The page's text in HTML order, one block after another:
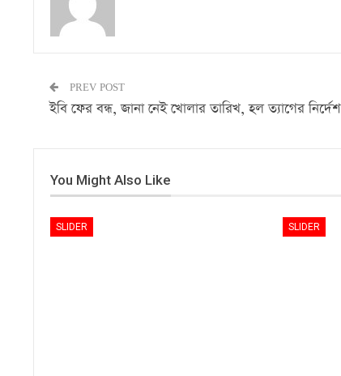
PREV POST
ইবি ফের বন্ধ, জানা নেই খোলার তারিখ, হল ত্যাগের নির্দেশ
You Might Also Like
SLIDER SLIDER